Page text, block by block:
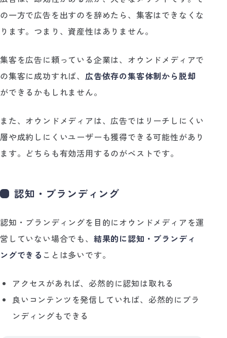
の一方で広告を出すのを辞めたら、集客はできなくな
ります。つまり、資産性はありません。
集客を広告に頼っている企業は、オウンドメディアで
の集客に成功すれば、 広告依存の集客体制から脱却
ができるかもしれません。
また、オウンドメディアは、広告ではリーチしにくい
層や成約しにくいユーザーも獲得できる可能性があり
ます。どちらも有効活用するのがベストです。
認知・ブランディング
認知・ブランディングを目的にオウンドメディアを運
営していない場合でも、 結果的に認知・ブランディ
ングできる ことは多いです。
アクセスがあれば、必然的に認知は取れる
良いコンテンツを発信していれば、必然的にブラ
ンディングもできる